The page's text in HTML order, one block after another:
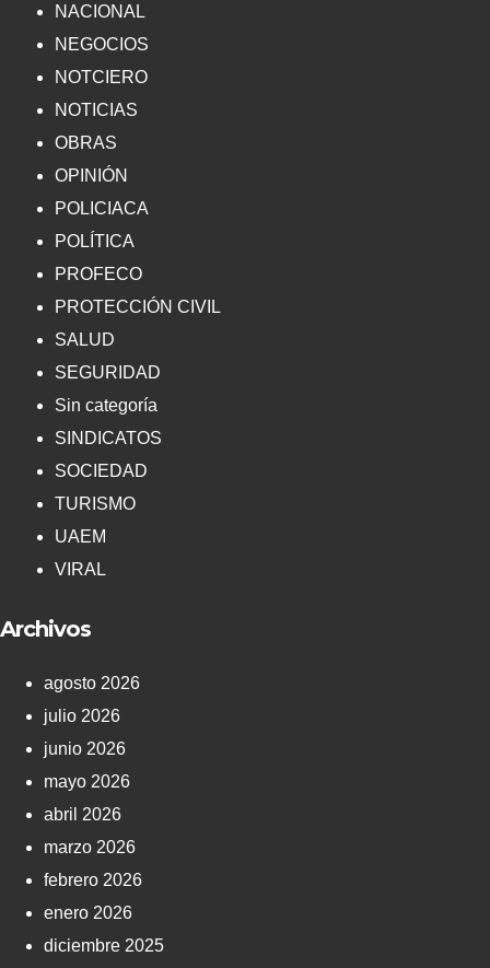
NACIONAL
NEGOCIOS
NOTCIERO
NOTICIAS
OBRAS
OPINIÓN
POLICIACA
POLÍTICA
PROFECO
PROTECCIÓN CIVIL
SALUD
SEGURIDAD
Sin categoría
SINDICATOS
SOCIEDAD
TURISMO
UAEM
VIRAL
Archivos
agosto 2026
julio 2026
junio 2026
mayo 2026
abril 2026
marzo 2026
febrero 2026
enero 2026
diciembre 2025